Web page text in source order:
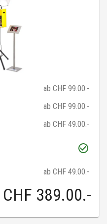
ab CHF 99.00.-
ab CHF 99.00.-
ab CHF 49.00.-
ab CHF 49.00.-
CHF 389.00.-